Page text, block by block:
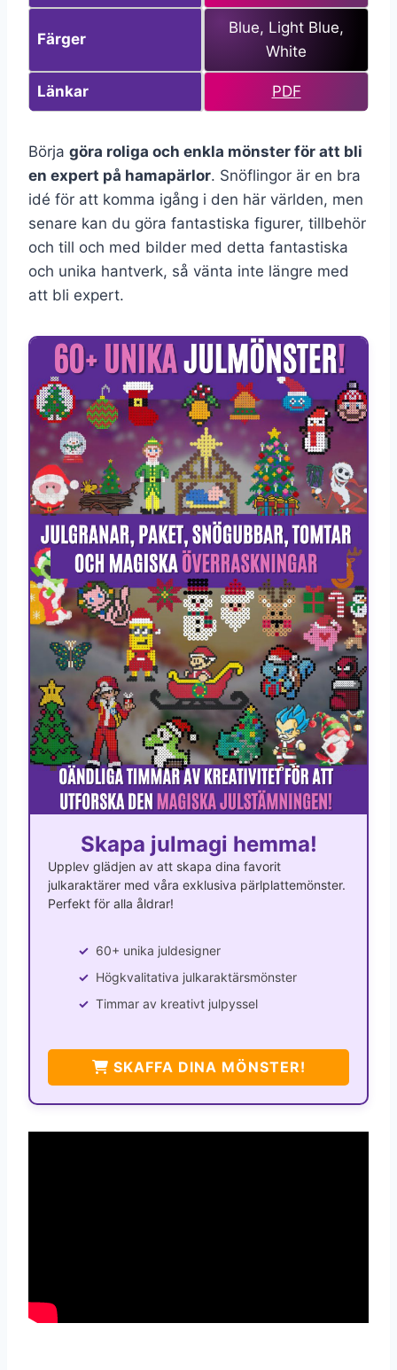
Färger
Blue, Light Blue,
White
Länkar PDF
Börja göra roliga och enkla mönster för att bli
en expert på hamapärlor. Snöflingor är en bra
idé för att komma igång i den här världen, men
senare kan du göra fantastiska figurer, tillbehör
och till och med bilder med detta fantastiska
och unika hantverk, så vänta inte längre med
att bli expert.
Skapa julmagi hemma!
Upplev glädjen av att skapa dina favorit
julkaraktärer med våra exklusiva pärlplattemönster.
Perfekt för alla åldrar!
60+ unika juldesigner
Högkvalitativa julkaraktärsmönster
Timmar av kreativt julpyssel
SKAFFA DINA MÖNSTER!